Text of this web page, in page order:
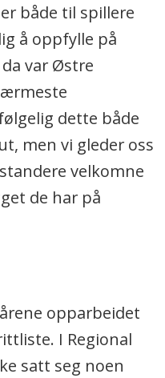
både til spillere
å oppfylle på
var Østre
dette både
men vi gleder oss
velkomne
de har på
opparbeidet
I Regional
satt seg noen